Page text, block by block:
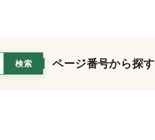
ページ番号から探す